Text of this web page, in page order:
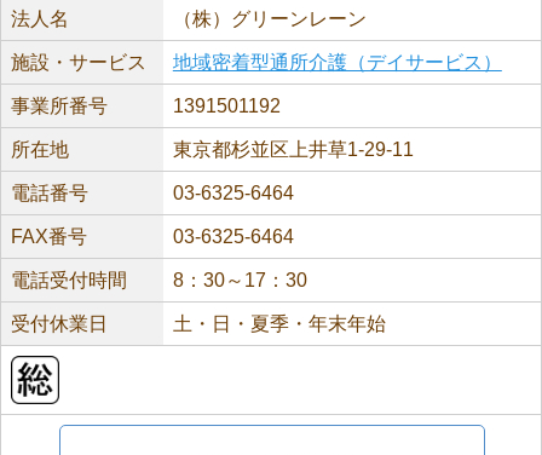
法人名 （株）グリーンレーン
施設・サービス 地域密着型通所介護（デイサービス）
事業所番号 1391501192
所在地 東京都杉並区上井草1-29-11
電話番号 03-6325-6464
FAX番号 03-6325-6464
電話受付時間 8：30～17：30
受付休業日 土・日・夏季・年末年始